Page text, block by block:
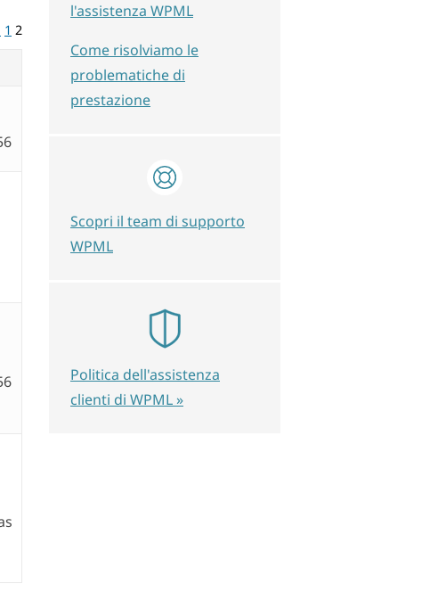
1 2
l'assistenza WPML
Come risolviamo le
problematiche di
prestazione
Scopri il team di supporto
WPML
Politica dell'assistenza
clienti di WPML »